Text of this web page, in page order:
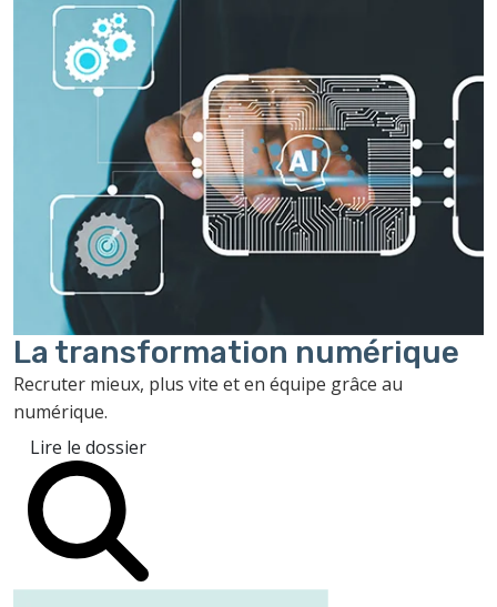
La transformation numérique
Recruter mieux, plus vite et en équipe grâce au
numérique.
Lire le dossier